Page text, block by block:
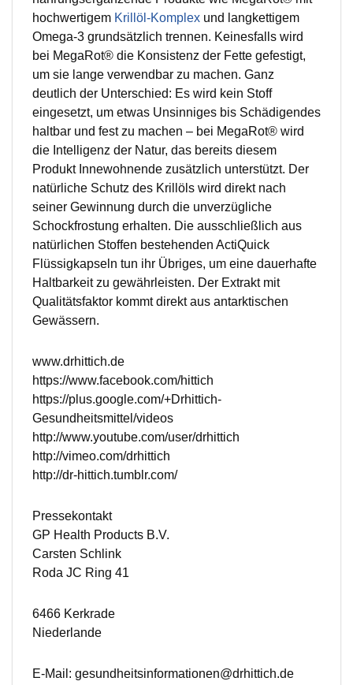
hochwertigem Krillöl-Komplex und langkettigem
Omega-3 grundsätzlich trennen. Keinesfalls wird
bei MegaRot® die Konsistenz der Fette gefestigt,
um sie lange verwendbar zu machen. Ganz
deutlich der Unterschied: Es wird kein Stoff
eingesetzt, um etwas Unsinniges bis Schädigendes
haltbar und fest zu machen – bei MegaRot® wird
die Intelligenz der Natur, das bereits diesem
Produkt Innewohnende zusätzlich unterstützt. Der
natürliche Schutz des Krillöls wird direkt nach
seiner Gewinnung durch die unverzügliche
Schockfrostung erhalten. Die ausschließlich aus
natürlichen Stoffen bestehenden ActiQuick
Flüssigkapseln tun ihr Übriges, um eine dauerhafte
Haltbarkeit zu gewährleisten. Der Extrakt mit
Qualitätsfaktor kommt direkt aus antarktischen
Gewässern.
www.drhittich.de
https://www.facebook.com/hittich
https://plus.google.com/+Drhittich-
Gesundheitsmittel/videos
http://www.youtube.com/user/drhittich
http://vimeo.com/drhittich
http://dr-hittich.tumblr.com/
Pressekontakt
GP Health Products B.V.
Carsten Schlink
Roda JC Ring 41
6466 Kerkrade
Niederlande
E-Mail: gesundheitsinformationen@drhittich.de